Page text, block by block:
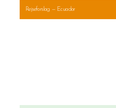
Rejseforslag — Ecuador